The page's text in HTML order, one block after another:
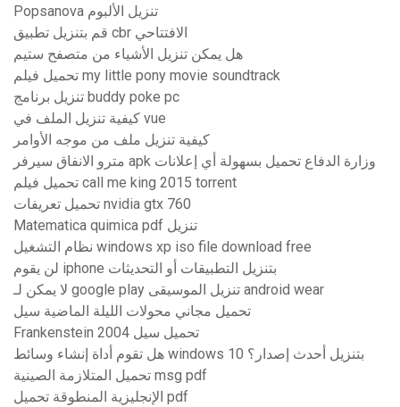
Popsanova تنزيل الألبوم
قم بتنزيل تطبيق cbr الافتتاحي
هل يمكن تنزيل الأشياء من متصفح ستيم
تحميل فيلم my little pony movie soundtrack
تنزيل برنامج buddy poke pc
كيفية تنزيل الملف في vue
كيفية تنزيل ملف من موجه الأوامر
مترو الانفاق سيرفر apk وزارة الدفاع تحميل بسهولة أي إعلانات
تحميل فيلم call me king 2015 torrent
تحميل تعريفات nvidia gtx 760
Matematica quimica pdf تنزيل
نظام التشغيل windows xp iso file download free
لن يقوم iphone بتنزيل التطبيقات أو التحديثات
لا يمكن لـ google play تنزيل الموسيقى android wear
تحميل مجاني محولات الليلة الماضية سيل
Frankenstein 2004 تحميل سيل
هل تقوم أداة إنشاء وسائط windows 10 بتنزيل أحدث إصدار؟
تحميل المتلازمة الصينية msg pdf
الإنجليزية المنطوقة تحميل pdf